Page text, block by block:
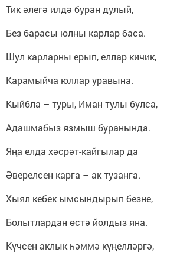
Тик әлегә илдә буран дулый,
Без барасы юлны карлар баса.
Шул карларны ерып, еллар кичик,
Карамыйча юллар уравына.
Кыйбла – туры, Иман тулы булса,
Адашмабыз язмыш буранында.
Яңа елда хәсрәт-кайгылар да
Әверелсен карга – ак тузанга.
Хыял кебек ымсындырып безне,
Болытлардан өстә йолдыз яна.
Күчсен аклык һәммә күңелләргә,